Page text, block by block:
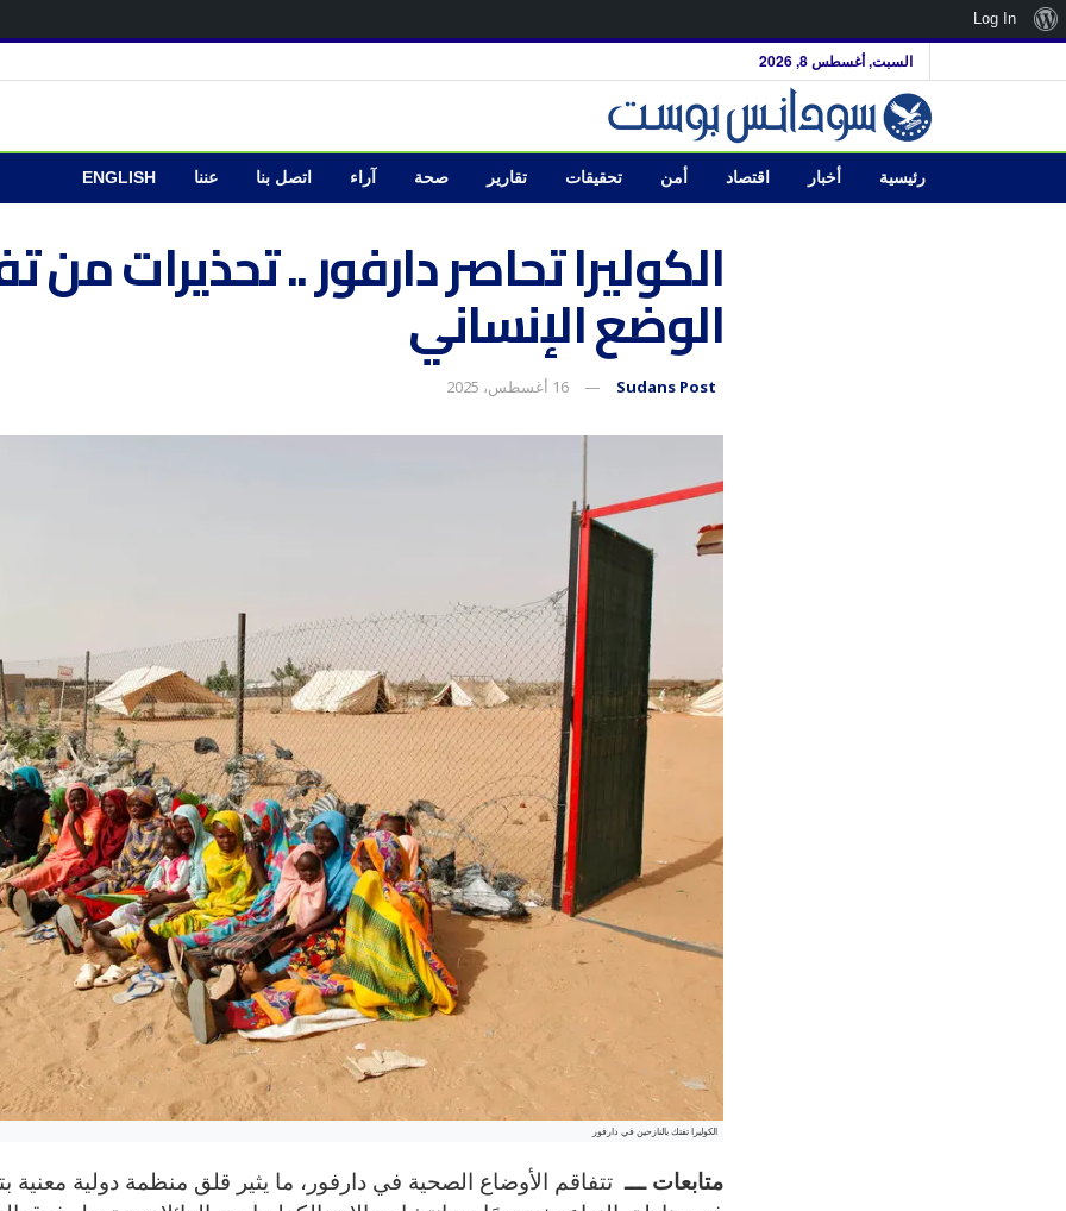
السبت, أغسطس 8, 2026
رئيسية أخبار اقتصاد أمن تحقيقات تقارير صحة آراء اتصل بنا عننا ENGLISH
الكوليرا تحاصر دارفور .. تحذيرات من
الوضع الإنساني
Sudans Post 16 أغسطس، 2025
الكوليرا تفتك بالنازحين في دارفور
متابعات ـــ تتفاقم الأوضاع الصحية في دارفور، ما يثير قلق منظمة دولية معنية
نبذةLog In